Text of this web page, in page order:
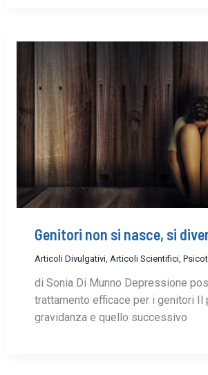
Genitori non si nasce, si
Articoli Divulgativi, Articoli Scientifici,
di Sonia Di Munno Depressione
trattamento efficace per i genitori Il
gravidanza e quello successivo